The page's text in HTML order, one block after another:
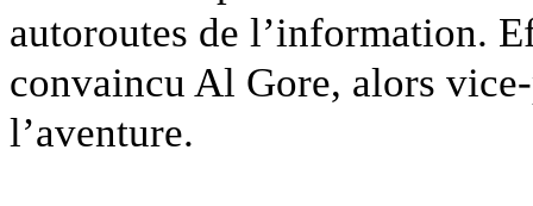
autoroutes de l’information.
convaincu Al Gore, alors
l’aventure.